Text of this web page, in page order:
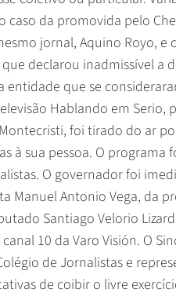
da promovida pelo
jornal, Aquino Royo,
declarou inadmissível a
entidade que se
Hablando em
foi tirado do ar
à sua pessoa. O
O governador foi
Manuel Antonio Vega, da
Santiago Velorio
10 da Varo Visión. O
de Jornalistas e
de coibir o livre